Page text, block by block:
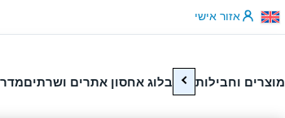
דלג לתוכןאזור אישי
מוצרים וחבילות בלוג אחסון אתרים ושרתים